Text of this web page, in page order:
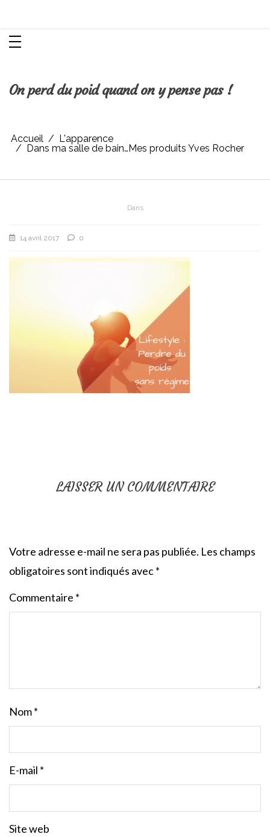
On perd du poid quand on y pense pas !
Accueil
L'apparence
Dans ma salle de bain…Mes produits Yves Rocher
Dans
14 avril 2017 0
LAISSER UN COMMENTAIRE
Votre adresse e-mail ne sera pas publiée. Les champs
obligatoires sont indiqués avec*
Commentaire *
Nom*
E-mail *
Site web